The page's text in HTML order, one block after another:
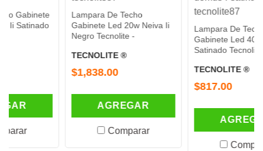
Lampara De Techo
Gabinete Led 20w Neiva Ii
Negro Tecnolite -
TECNOLITE ®
$1,838.00
AGREGAR
Comparar
Lampara De Techo
Gabinete Led 40w Domus I
Satinado Tecnolite -
TECNOLITE ®
AGREGAR
Comparar